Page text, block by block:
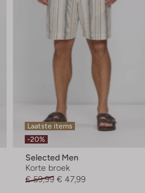
Laatste items
-20%
Selected Men
Korte broek
€ 59,99 € 47,99